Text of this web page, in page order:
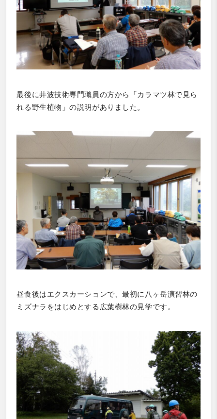
最後に井波技術専門職員の方から「カラマツ林で見ら
れる野生植物」の説明がありました。
昼食後はエクスカーションで、最初に八ヶ岳演習林の
ミズナラをはじめとする広葉樹林の見学です。